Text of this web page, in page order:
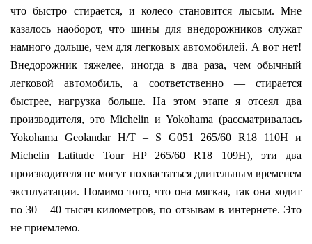
что быстро стирается, и колесо становится лысым. Мне
казалось наоборот, что шины для внедорожников служат
намного дольше, чем для легковых автомобилей. А вот нет!
Внедорожник тяжелее, иногда в два раза, чем обычный
легковой автомобиль, а соответственно — стирается
быстрее, нагрузка больше. На этом этапе я отсеял два
производителя, это Michelin и Yokohama (рассматривалась
Yokohama Geolandar H/T – S G051 265/60 R18 110H и
Michelin Latitude Tour HP 265/60 R18 109H), эти два
производителя не могут похвастаться длительным временем
эксплуатации. Помимо того, что она мягкая, так она ходит
по 30 – 40 тысяч километров, по отзывам в интернете. Это
не приемлемо.